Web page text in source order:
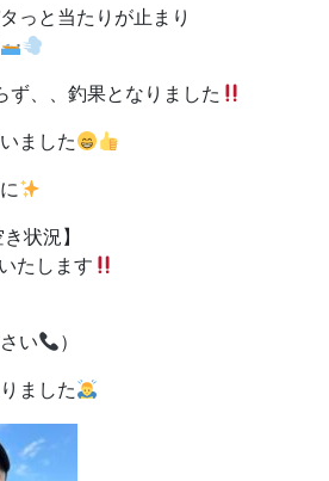
っと当たりが止まり
ず、、釣果となりました
ました
状況】
たします
い
）
ました